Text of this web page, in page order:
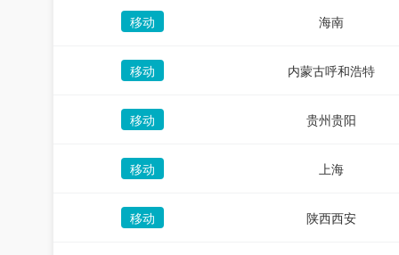
移动 海南
移动 内蒙古呼和浩特
移动 贵州贵阳
移动 上海
移动 陕西西安